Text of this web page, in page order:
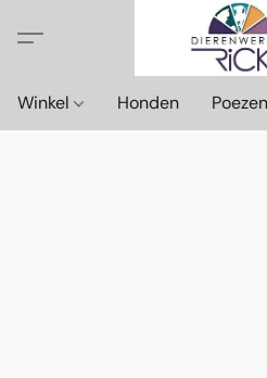
Winkel Honden Poezen